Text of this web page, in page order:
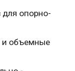
для опорно-
и объемные